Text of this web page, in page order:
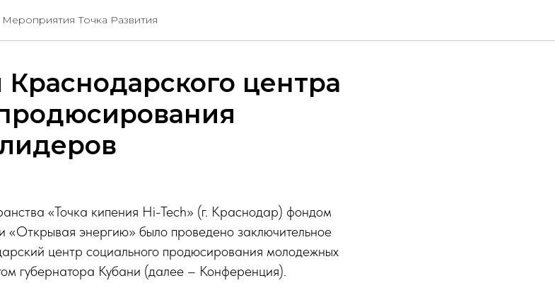
Мероприятия Точка Развития
центра
«Точка кипения Hi-Tech» (г. Краснодар) фондом
«Открывая энергию» было проведено заключительное
центр социального продюсирования молодежных
губернатора Кубани (далее – Конференция).